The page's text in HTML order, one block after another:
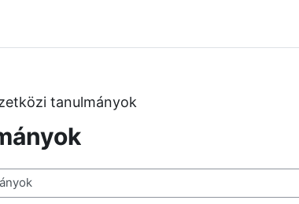
tanulmányok